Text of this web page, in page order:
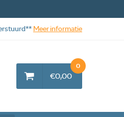
€0,00
0
Meer informatie